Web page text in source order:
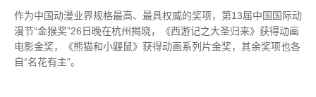
作为中国动漫业界规格最高、最具权威的奖项，第13届中国国际动
漫节“金猴奖”26日晚在杭州揭晓，《西游记之大圣归来》获得动画
电影金奖，《熊猫和小鼹鼠》获得动画系列片金奖，其余奖项也各
自“名花有主”。